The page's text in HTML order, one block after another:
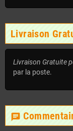
Livraison
Livraison Gratuite
par la poste.
chat